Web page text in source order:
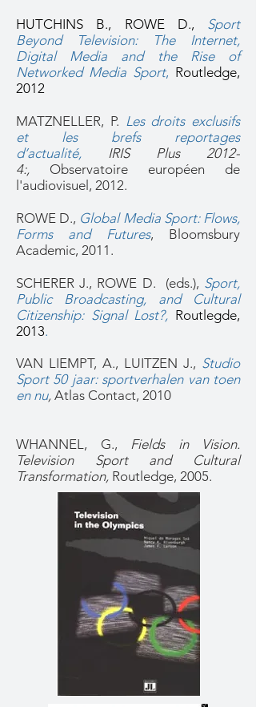
HUTCHINS B., ROWE D., Sport
Beyond Television: The Internet,
Digital Media and the Rise of
Networked Media Sport, Routledge,
2012
MATZNELLER, P. Les droits exclusifs
et les brefs reportages
d’actualité,
IRIS Plus 2012-
4:, Observatoire européen de
l'audiovisuel, 2012.
ROWE D., Global Media Sport: Flows,
Forms and Futures, Bloomsbury
Academic, 2011.
SCHERER J., ROWE D. (eds.), Sport,
Public Broadcasting, and Cultural
Citizenship: Signal Lost?, Routlegde,
2013.
VAN LIEMPT, A., LUITZEN J., Studio
Sport 50 jaar: sportverhalen van toen
en nu, Atlas Contact, 2010
WHANNEL, G., Fields in Vision.
Television Sport and Cultural
Transformation, Routledge, 2005.